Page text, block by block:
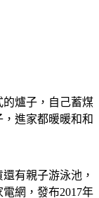
爐子，自己蓄煤
進家都暖暖和和
有親子游泳池，
網，發布2017年